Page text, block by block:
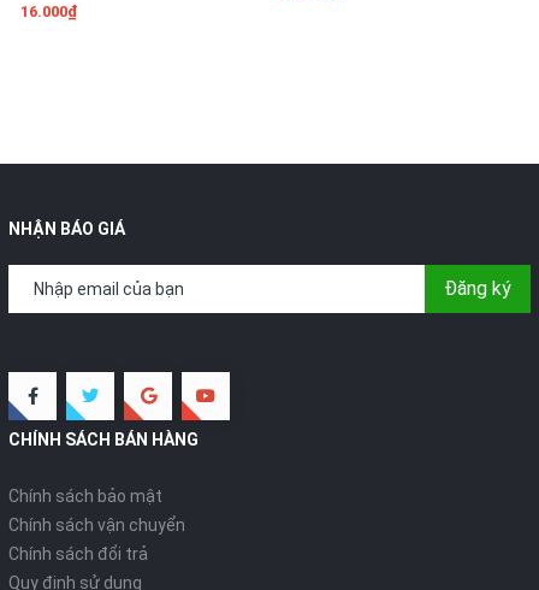
16.000₫
NHẬN BÁO GIÁ
Đăng ký
CHÍNH SÁCH BÁN HÀNG
Chính sách bảo mật
Chính sách vận chuyển
Chính sách đổi trả
Quy định sử dụng